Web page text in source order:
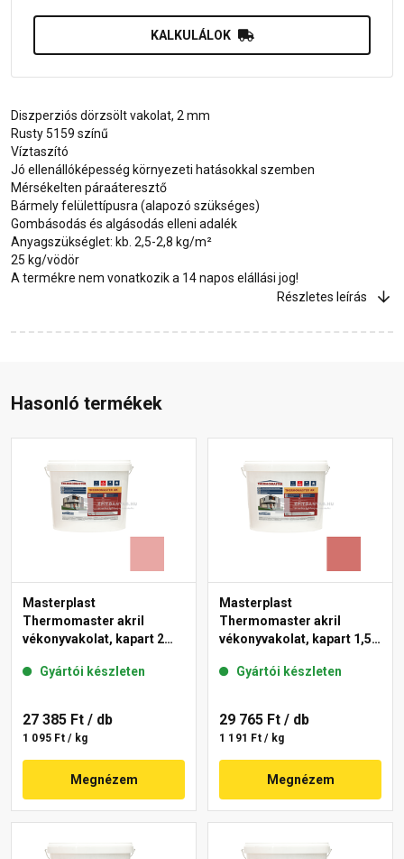
KALKULÁLOK
Diszperziós dörzsölt vakolat, 2 mm
Rusty 5159 színű
Víztaszító
Jó ellenállóképesség környezeti hatásokkal szemben
Mérsékelten páraáteresztő
Bármely felülettípusra (alapozó szükséges)
Gombásodás és algásodás elleni adalék
Anyagszükséglet: kb. 2,5-2,8 kg/m²
25 kg/vödör
A termékre nem vonatkozik a 14 napos elállási jog!
Részletes leírás
Hasonló termékek
Masterplast
Thermomaster akril
vékonyvakolat, kapart 2
Gyártói készleten
27 385 Ft / db
1 095 Ft / kg
Megnézem
Masterplast
Thermomaster akril
vékonyvakolat, kapart 1,5
Gyártói készleten
29 765 Ft / db
1 191 Ft / kg
Megnézem